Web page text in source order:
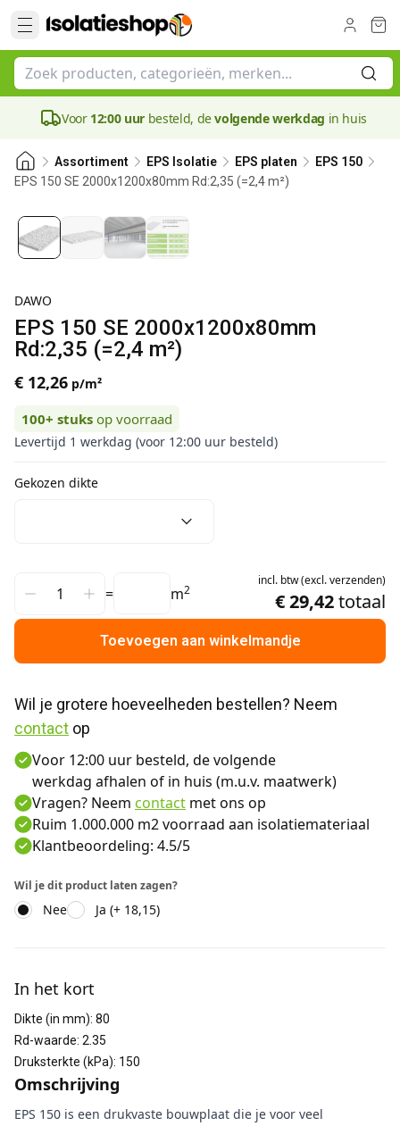
Voor 12:00 uur besteld, devolgende werkdag in huis
Assortiment EPS Isolatie EPS platen
EPS 150
EPS 150 SE 2000x1200x80mm Rd:2,35 (=2,4 m²)
DAWO
EPS 150 SE 2000x1200x80mm
Rd:2,35 (=2,4 m²)
€ 12,26 p/m²
100+ stuks op voorraad
Levertijd 1 werkdag (voor 12:00 uur besteld)
Gekozen dikte
= m2
incl. btw(excl.verzenden)
€ 29,42totaal
Toevoegen aan winkelmandje
contact op
Voor 12:00 uur besteld, de volgende
werkdag afhalen of in huis (m.u.v. maatwerk)
Vragen? Neem contact met ons op
Ruim 1.000.000 m2 voorraad aan isolatiemateriaal
Klantbeoordeling: 4.5/5
Wil je dit product laten zagen?
Nee Ja (+ 18,15)
In het kort
Dikte (in mm): 80
Rd-waarde: 2.35
Druksterkte (kPa): 150
Omschrijving
EPS 150 is een drukvaste bouwplaat die je voor veel